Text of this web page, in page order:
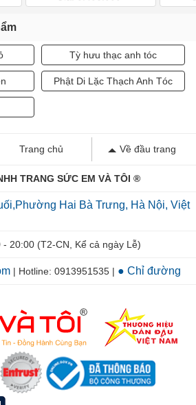
Tỳ hưu thạc anh tóc
Phật Di Lặc Thạch Anh Tóc
Trang chủ Về đầu trang
TRANG SỨC EM VÀ TÔI ®
Hai Bà Trưng, Hà Nội, Việt
20:00 (T2-CN, Kể cả ngày Lễ)
| Hotline: 0913951535 | ● Chỉ đường